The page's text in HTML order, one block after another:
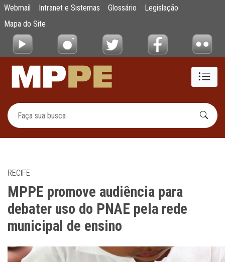
Pular para o Conteúdo principal
MPPE promove audiência para debater
Webmail Intranet e Sistemas Glossário
Legislação
Mapa do Site
RECIFE
MPPE promove audiência para
debater uso do PNAE pela rede
municipal de ensino